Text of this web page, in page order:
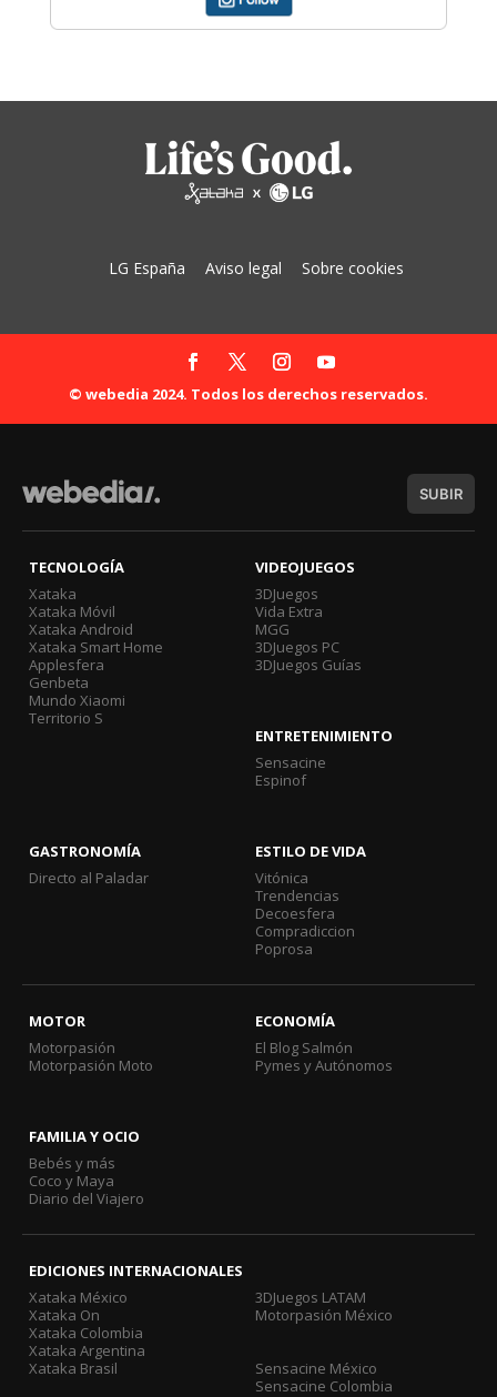
LG España Aviso legal Sobre cookies
© webedia 2024. Todos los derechos reservados.
SUBIR
TECNOLOGÍA
Xataka
Xataka Móvil
Xataka Android
Xataka Smart Home
Applesfera
Genbeta
Mundo Xiaomi
Territorio S
VIDEOJUEGOS
3DJuegos
Vida Extra
MGG
3DJuegos PC
3DJuegos Guías
ENTRETENIMIENTO
Sensacine
Espinof
GASTRONOMÍA
Directo al Paladar
ESTILO DE VIDA
Vitónica
Trendencias
Decoesfera
Compradiccion
Poprosa
MOTOR
Motorpasión
Motorpasión Moto
ECONOMÍA
El Blog Salmón
Pymes y Autónomos
FAMILIA Y OCIO
Bebés y más
Coco y Maya
Diario del Viajero
EDICIONES INTERNACIONALES
Xataka México
Xataka On
Xataka Colombia
Xataka Argentina
Xataka Brasil
3DJuegos LATAM
Motorpasión México
Sensacine México
Sensacine Colombia